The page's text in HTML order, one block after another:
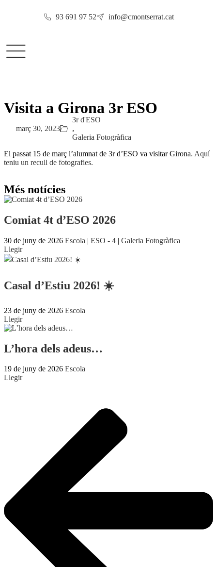
93 691 97 52 info@cmontserrat.cat
Visita a Girona 3r ESO
març 30, 2023
3r d'ESO
,
Galeria Fotogràfica
El passat 15 de març l’alumnat de 3r d’ESO va visitar Girona. Aquí
teniu un recull de fotografies.
Més notícies
Comiat 4t d’ESO 2026
30 de juny de 2026 Escola | ESO - 4 | Galeria Fotogràfica
Llegir
Casal d’Estiu 2026! ☀️
23 de juny de 2026 Escola
Llegir
L’hora dels adeus…
19 de juny de 2026 Escola
Llegir